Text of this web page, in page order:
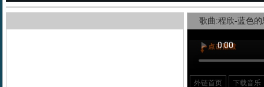
歌曲:程欣-蓝色的
外链首页 下载音乐